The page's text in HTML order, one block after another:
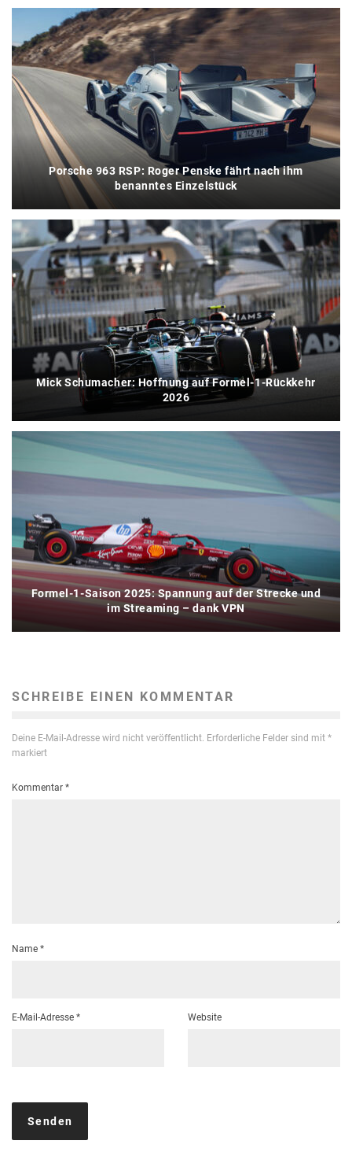
Porsche 963 RSP: Roger Penske fährt nach ihm
benanntes Einzelstück
Mick Schumacher: Hoffnung auf Formel-1-Rückkehr
2026
Formel-1-Saison 2025: Spannung auf der Strecke und
im Streaming – dank VPN
SCHREIBE EINEN KOMMENTAR
Deine E-Mail-Adresse wird nicht veröffentlicht. Erforderliche Felder sind mit *
markiert
Kommentar *
Name *
E-Mail-Adresse * Website